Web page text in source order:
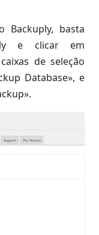
Backuply, basta
e clicar em
de seleção
Database», e